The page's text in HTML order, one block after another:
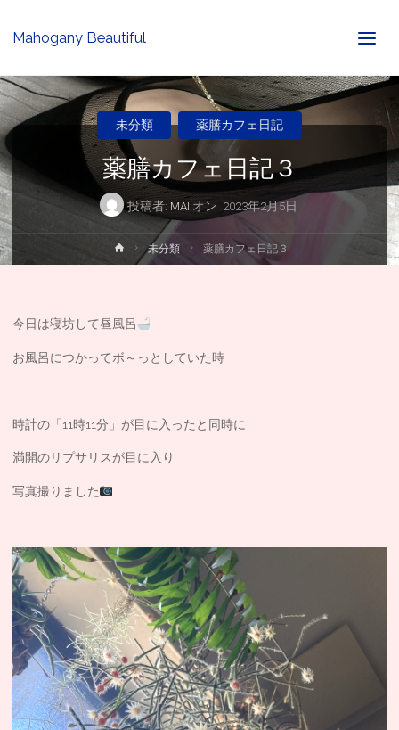
Mahogany Beautiful
薬膳カフェ日記３
投稿者: MAI オン 2023年2月5日
未分類 薬膳カフェ日記
ホ
ー
未分類 薬膳カフェ日記３
今日は寝坊して昼風呂
お風呂につかってボ～っとしていた時
時計の「11時11分」が目に入ったと同時に
満開のリプサリスが目に入り
写真撮りました